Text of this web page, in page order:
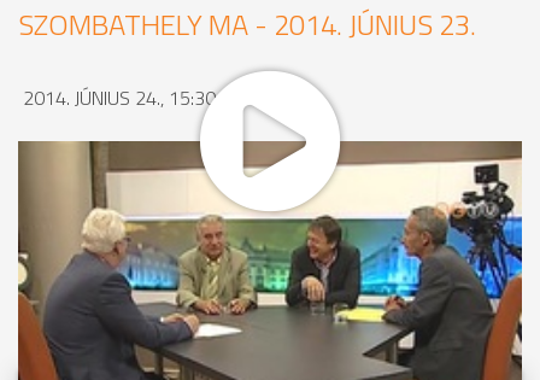
SZOMBATHELY MA - 2014. JÚNIUS 23.
2014. JÚNIUS 24., 15:30
MEGOSZTÁS